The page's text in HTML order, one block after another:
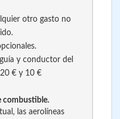
otro gasto no
y conductor del
€ y 10 €
combustible.
las aerolíneas